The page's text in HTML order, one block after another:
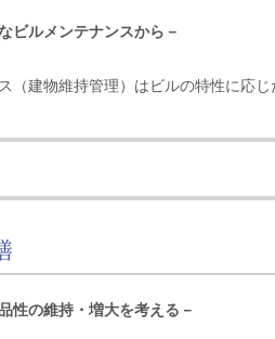
ビルメンテナンスから－
（建物維持管理）はビルの特性に応
性の維持・増大を考える－